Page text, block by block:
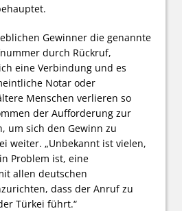
Gewinner die genannte
durch Rückruf,
eine Verbindung und es
Notar oder
Menschen verlieren so
der Aufforderung zur
um sich den Gewinn zu
weiter. „Unbekannt ist vielen,
Problem ist, eine
allen deutschen
dass der Anruf zu
Türkei führt.“